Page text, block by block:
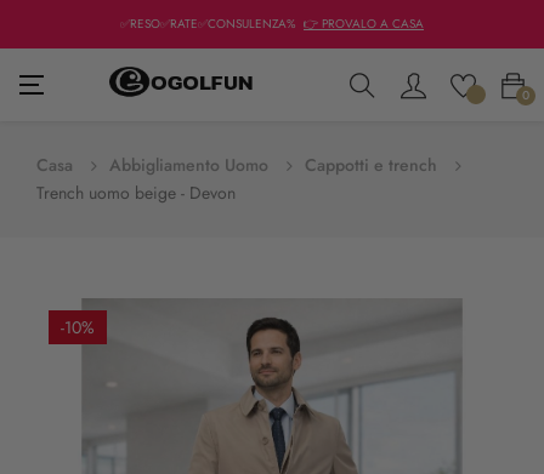
✅RESO✅RATE✅CONSULENZA% 👉 PROVALO A CASA
navigazione
☰ 0
Casa Abbigliamento Uomo
Cappotti e trench
Trench uomo beige - Devon
-10%